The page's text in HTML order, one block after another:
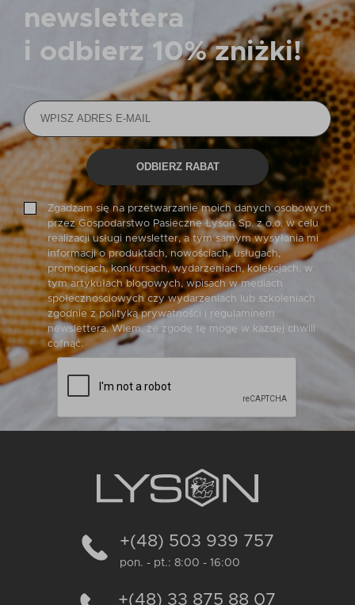
newslettera
i odbierz 10% zniżki!
ODBIERZ RABAT
Zgadzam się na przetwarzanie moich danych osobowych
przez Gospodarstwo Pasieczne Łysoń Sp. z o.o. w celu
realizacji usługi newsletter, a tym samym wysyłania mi
informacji o produktach, nowościach, usługach,
promocjach, konkursach, wydarzeniach, kolekcjach, w
tym artykułach blogowych, wpisach w mediach
społecznościowych czy wydarzeniach lub szkoleniach
zgodnie z polityką prywatności i regulaminem
newslettera. Wiem, że zgodę tę mogę w każdej chwili
cofnąć.
+(48) 503 939 757
pon. - pt.: 8:00 - 16:00
+(48) 33 875 88 07